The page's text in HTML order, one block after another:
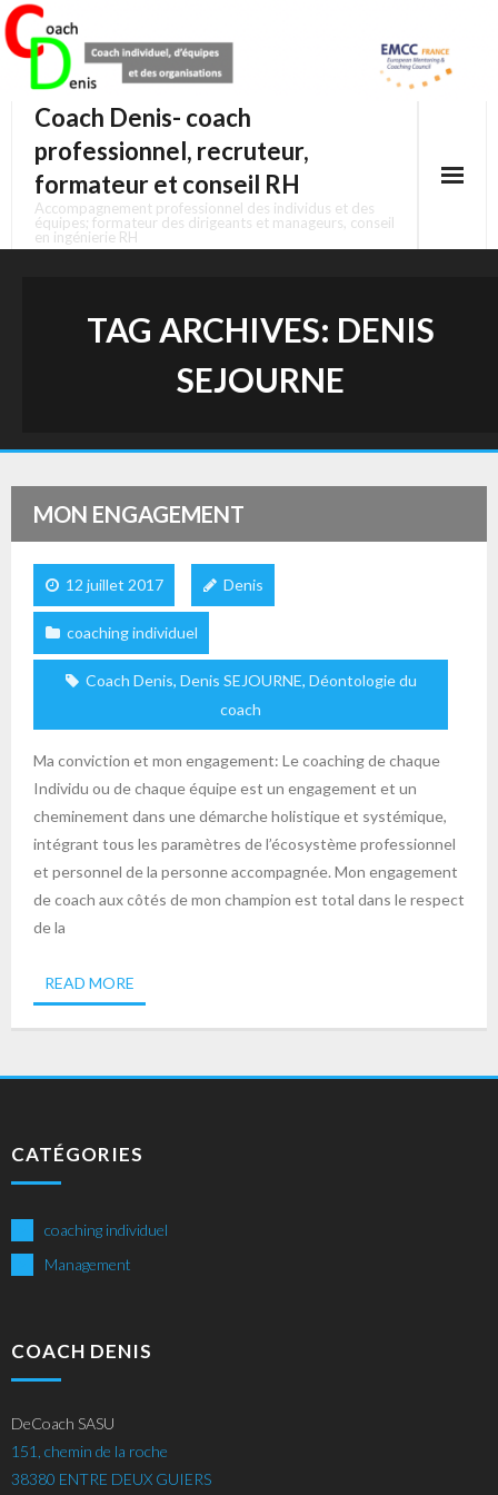
Skip
to
Coach Denis- coach
professionnel, recruteur,
formateur et conseil RH
Accompagnement professionnel des individus et des
équipes; formateur des dirigeants et manageurs, conseil
en ingénierie RH
TAG ARCHIVES: DENIS
SEJOURNE
MON ENGAGEMENT
12 juillet 2017 Denis
coaching individuel
Coach Denis, Denis SEJOURNE, Déontologie du
coach
Ma conviction et mon engagement: Le coaching de chaque
Individu ou de chaque équipe est un engagement et un
cheminement dans une démarche holistique et systémique,
intégrant tous les paramètres de l’écosystème professionnel
et personnel de la personne accompagnée. Mon engagement
de coach aux côtés de mon champion est total dans le respect
de la
READ MORE
CATÉGORIES
coaching individuel
Management
COACH DENIS
DeCoach SASU
151, chemin de la roche
38380 ENTRE DEUX GUIERS